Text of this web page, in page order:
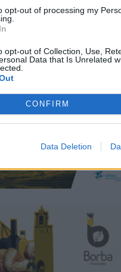
opt-out of processing my
opt-out of Collection, Use,
Data that Is Unrelated
CONFIRM
Data Deletion